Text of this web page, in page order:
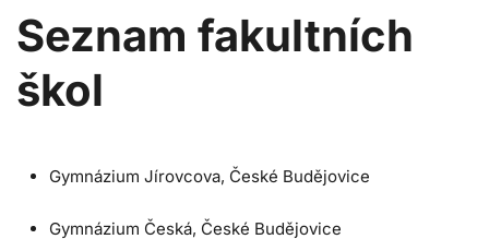
Seznam fakultních
škol
Gymnázium Jírovcova, České Budějovice
Gymnázium Česká, České Budějovice